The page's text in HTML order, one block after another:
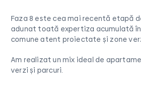
Faza 8 este cea mai recentă etapă
adunat toată expertiza acumulată
comune atent proiectate și zone
Am realizat un mix ideal de
verzi și parcuri.